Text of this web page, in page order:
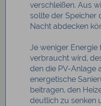
verschleißen. Aus
sollte der Speicher
Nacht abdecken
Je weniger Energie
verbraucht wird,
den die PV-Anlage
energetische
beitragen, den
deutlich zu senken